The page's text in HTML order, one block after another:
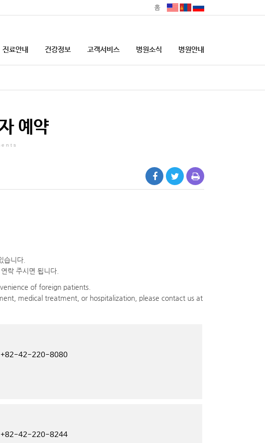
홈
진료안내 건강정보 고객서비스 병원소식 병원안내
결제
의료사회복지
건강검진 안내
의료기관 본인확인 의무화
예약
습니다.
락 주시면 됩니다.
of foreign patients.
medical treatment, or hospitalization, please contact us at
+82-42-220-8080
+82-42-220-8244